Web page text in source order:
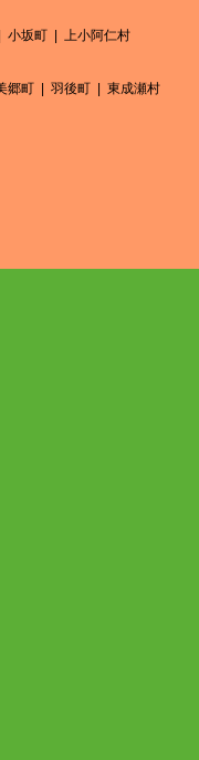
小坂町
上小阿仁村
郷町 羽後町 東成瀬村